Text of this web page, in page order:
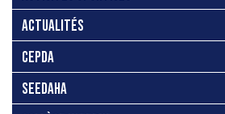
ACTUALITÉS
CEPDA
SEEDAHA